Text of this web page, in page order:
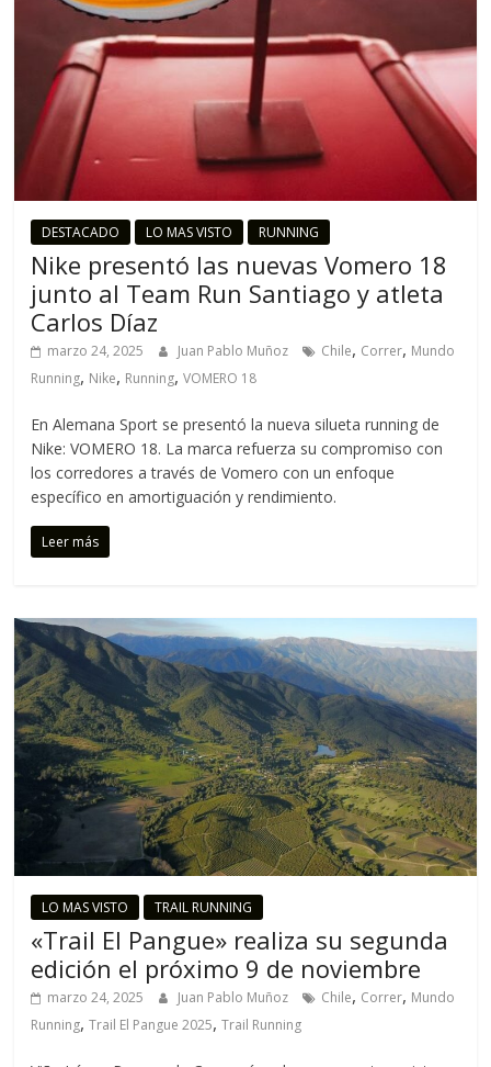
DESTACADO LO MAS VISTO RUNNING
Nike presentó las nuevas Vomero 18
junto al Team Run Santiago y atleta
Carlos Díaz
marzo 24, 2025 Juan Pablo Muñoz Chile, Correr, Mundo
Running, Nike, Running,VOMERO 18
En Alemana Sport se presentó la nueva silueta running de
Nike: VOMERO 18. La marca refuerza su compromiso con
los corredores a través de Vomero con un enfoque
específico en amortiguación y rendimiento.
Leer más
LO MAS VISTO TRAIL RUNNING
«Trail El Pangue» realiza su segunda
edición el próximo 9 de noviembre
marzo 24, 2025 Juan Pablo Muñoz Chile, Correr, Mundo
Running,Trail El Pangue 2025,Trail Running